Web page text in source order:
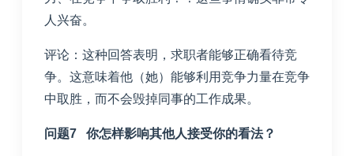
人兴奋。
评论：这种回答表明，求职者能够正确看待竞
争。这意味着他（她）能够利用竞争力量在竞争
中取胜，而不会毁掉同事的工作成果。
问题7 你怎样影响其他人接受你的看法？